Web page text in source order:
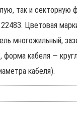
так и
Цветовая
многожильный,
кабеля —
кабеля).